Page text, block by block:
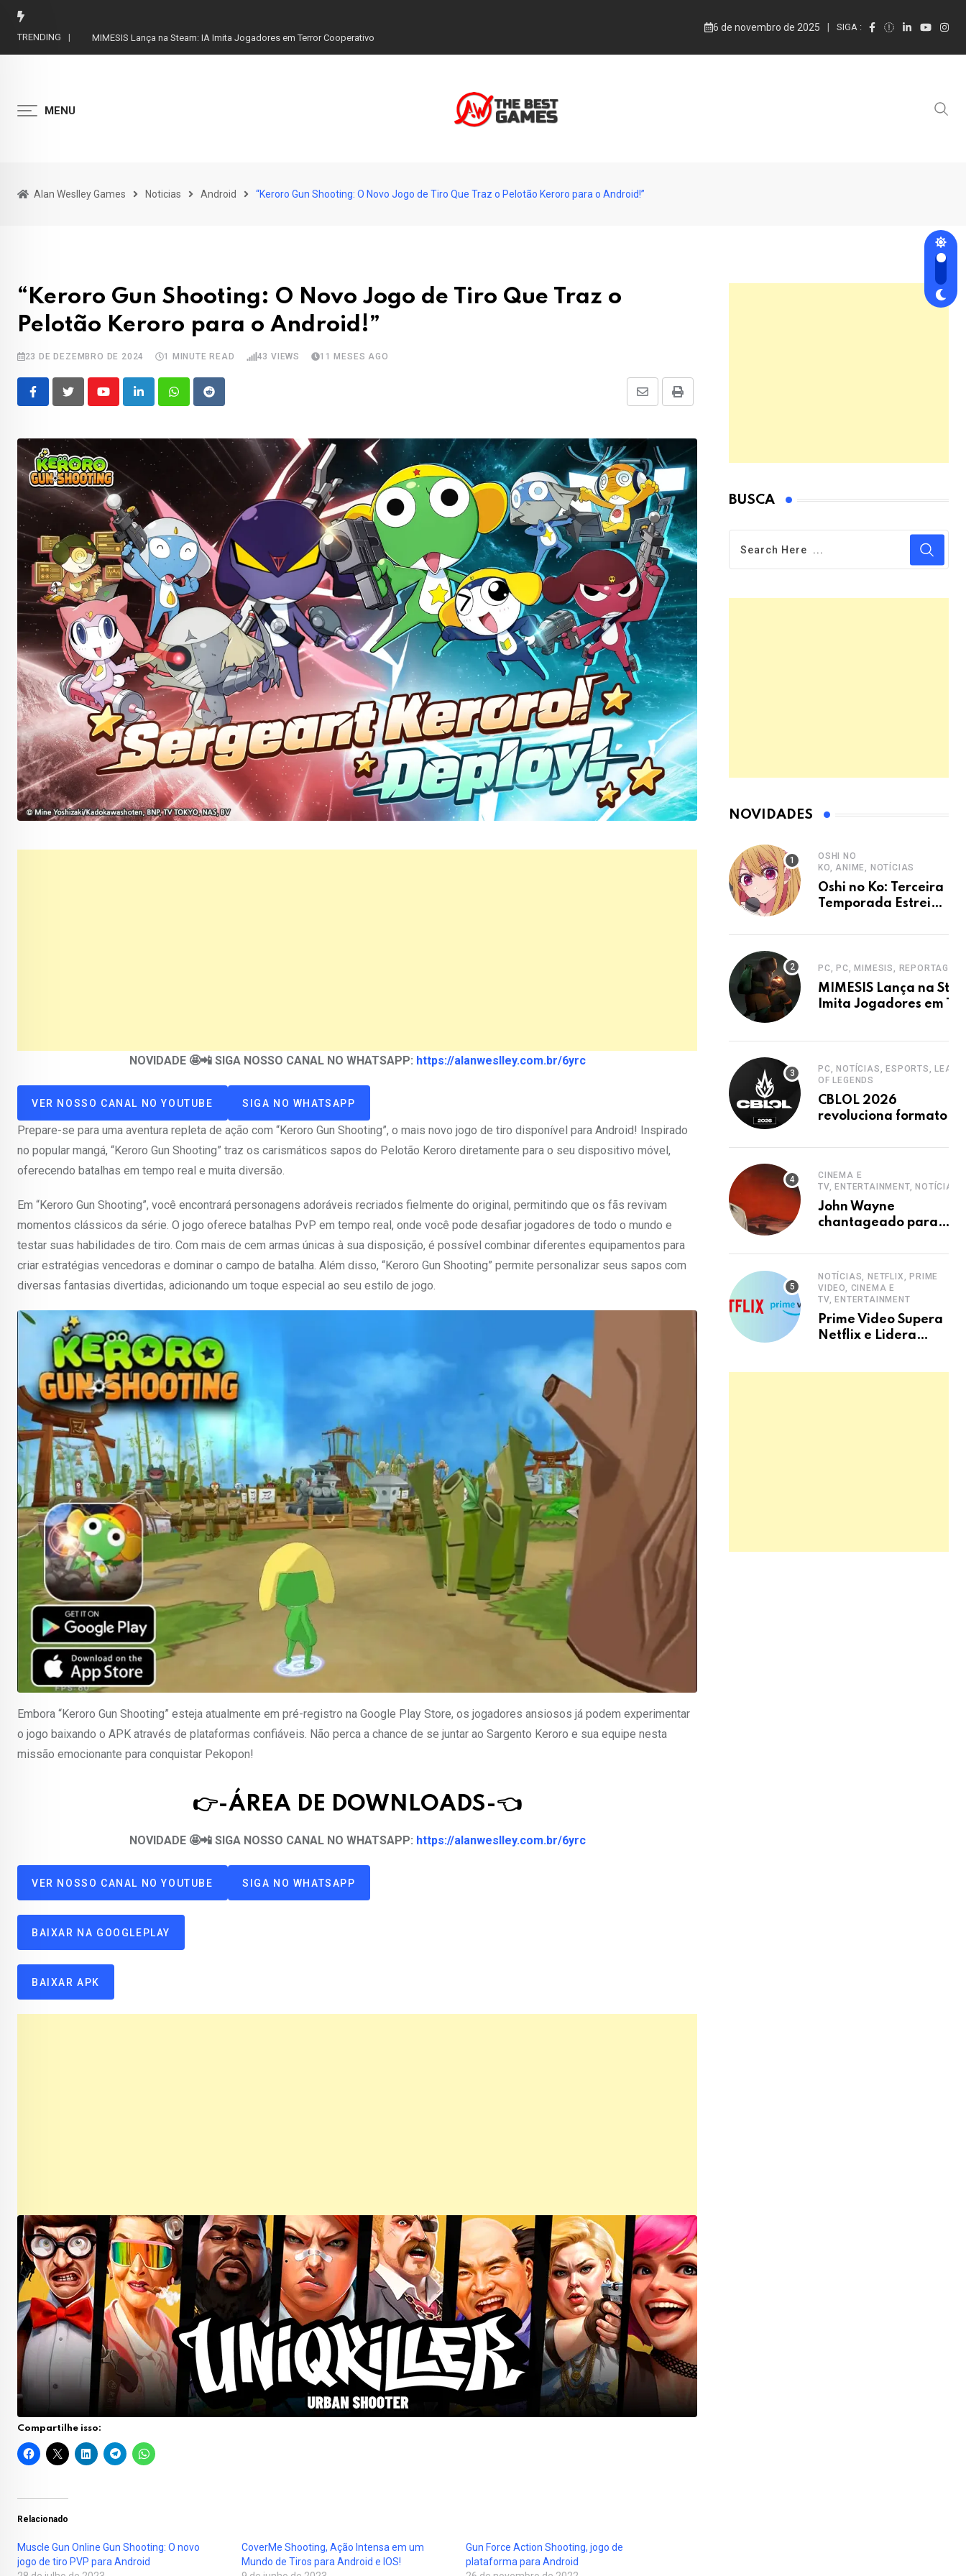
Skip
TRENDING MIMESIS Lança na Steam: IA Imita Jogadores em Terror Cooperativo
6 de novembro de 2025 SIGA :
MENU
Alan Weslley Games Noticias Android “Keroro Gun Shooting: O Novo Jogo de Tiro Que Traz o Pelotão Keroro para o Android!”
“Keroro Gun Shooting: O Novo Jogo de Tiro Que Traz o
Pelotão Keroro para o Android!”
23 DE DEZEMBRO DE 2024 1 MINUTE READ 43 VIEWS 11 MESES AGO
YoutubeLinkedInWhatsappReddit Print
Share
Email
NOVIDADE 🤩📲 SIGA NOSSO CANAL NO WHATSAPP: https://alanweslley.com.br/6yrc
VER NOSSO CANAL NO YOUTUBE SIGA NO WHATSAPP
Prepare-se para uma aventura repleta de ação com “Keroro Gun Shooting”, o mais novo jogo de tiro disponível para Android! Inspirado
no popular mangá, “Keroro Gun Shooting” traz os carismáticos sapos do Pelotão Keroro diretamente para o seu dispositivo móvel,
oferecendo batalhas em tempo real e muita diversão.
Em “Keroro Gun Shooting”, você encontrará personagens adoráveis recriados fielmente do original, permitindo que os fãs revivam
momentos clássicos da série. O jogo oferece batalhas PvP em tempo real, onde você pode desafiar jogadores de todo o mundo e
testar suas habilidades de tiro. Com mais de cem armas únicas à sua disposição, é possível combinar diferentes equipamentos para
criar estratégias vencedoras e dominar o campo de batalha. Além disso, “Keroro Gun Shooting” permite personalizar seus sapos com
diversas fantasias divertidas, adicionando um toque especial ao seu estilo de jogo.
Embora “Keroro Gun Shooting” esteja atualmente em pré-registro na Google Play Store, os jogadores ansiosos já podem experimentar
o jogo baixando o APK através de plataformas confiáveis. Não perca a chance de se juntar ao Sargento Keroro e sua equipe nesta
missão emocionante para conquistar Pekopon!
👉-ÁREA DE DOWNLOADS-👈
NOVIDADE 🤩📲 SIGA NOSSO CANAL NO WHATSAPP: https://alanweslley.com.br/6yrc
VER NOSSO CANAL NO YOUTUBE SIGA NO WHATSAPP
BAIXAR NA GOOGLEPLAY
BAIXAR APK
Compartilhe isso:
Relacionado
Muscle Gun Online Gun Shooting: O novo
jogo de tiro PVP para Android
CoverMe Shooting, Ação Intensa em um
Mundo de Tiros para Android e IOS!
Gun Force Action Shooting, jogo de
plataforma para Android
BUSCA
NOVIDADES
OSHI NO
KO, ANIME, NOTÍCIAS
Oshi no Ko: Terceira
Temporada Estreia
PC, PC, MIMESIS,
MIMESIS Lança na
Imita Jogadores em
PC, NOTÍCIAS, ESPORTS,
OF LEGENDS
CBLOL 2026
revoluciona formato
retorno de tinowns
CINEMA E
TV, ENTERTAINMENT, NOTÍCIAS
John Wayne
chantageado para
clássico de John Ford
NOTÍCIAS, NETFLIX, PRIME
VIDEO, CINEMA E
TV, ENTERTAINMENT
Prime Video Supera
Netflix e Lidera